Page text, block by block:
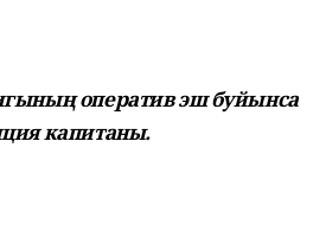
оператив эш буйынса
капитаны.